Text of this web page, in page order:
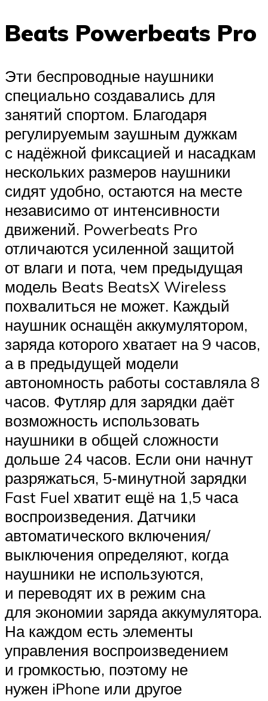
Beats Powerbeats Pro
Эти беспроводные наушники
специально создавались для
занятий спортом. Благодаря
регулируемым заушным дужкам
с надёжной фиксацией и насадкам
нескольких размеров наушники
сидят удобно, остаются на месте
независимо от интенсивности
движений. Powerbeats Pro
отличаются усиленной защитой
от влаги и пота, чем предыдущая
модель Beats BeatsX Wireless
похвалиться не может. Каждый
наушник оснащён аккумулятором,
заряда которого хватает на 9 часов,
а в предыдущей модели
автономность работы составляла 8
часов. Футляр для зарядки даёт
возможность использовать
наушники в общей сложности
дольше 24 часов. Если они начнут
разряжаться, 5‑минутной зарядки
Fast Fuel хватит ещё на 1,5 часа
воспроизведения. Датчики
автоматического включения/
выключения определяют, когда
наушники не используются,
и переводят их в режим сна
для экономии заряда аккумулятора.
На каждом есть элементы
управления воспроизведением
и громкостью, поэтому не
нужен iPhone или другое